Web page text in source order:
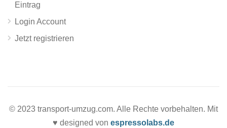
Eintrag
Login Account
Jetzt registrieren
© 2023 transport-umzug.com. Alle Rechte vorbehalten. Mit
♥ designed von espressolabs.de